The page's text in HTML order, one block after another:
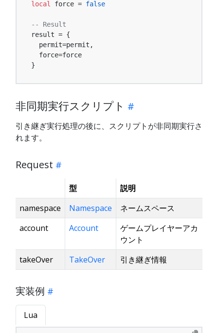
local
force = false
-- Result
result = {
  permit=permit,
  force=force
}
非同期実行スクリプト
引き継ぎ実行処理の後に、スクリプトが非同期実行さ
れます。
Request
型
説明
namespace
Namespace
ネームスペース
account
Account
ゲームプレイヤーアカ
ウント
takeOver
TakeOver 引き継ぎ情報
実装例
Lua